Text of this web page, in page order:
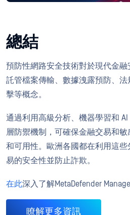
總結
預防性網路安全技術對於現代金
託管檔案傳輸、數據洩露預防、
擊等概念。
通過利用高級分析、機器學習和
層防禦機制，可確保金融交易和
和可用性。歐洲各國都在利用這
易的安全性並防止詐欺。
在此深入了解MetaDefender
瞭解更多資訊